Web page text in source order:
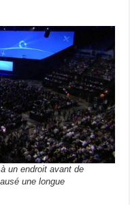
un endroit avant de
une longue